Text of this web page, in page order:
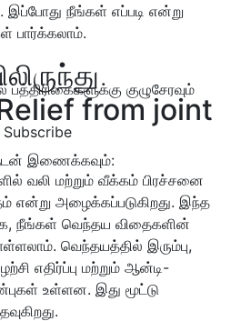
குழுசேரவும்
Subscribe
இணைக்கவும்:
இப்போது நீங்கள் எப்படி என்று
பார்க்கலாம்.
from joint
வலி மற்றும் வீக்கம் பிரச்சனை
என்று அழைக்கப்படுகிறது. இந்த
நீங்கள் வெந்தய விதைகளின்
வெந்தயத்தில் இரும்பு,
எதிர்ப்பு மற்றும் ஆன்டி-
உள்ளன. இது மூட்டு